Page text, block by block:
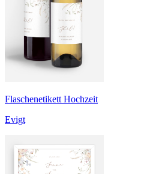
Flaschenetikett Hochzeit
Evigt